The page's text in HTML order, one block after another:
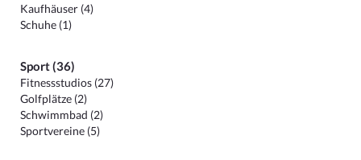
Kaufhäuser (4)
Schuhe (1)
Sport (36)
Fitnessstudios (27)
Golfplätze (2)
Schwimmbad (2)
Sportvereine (5)